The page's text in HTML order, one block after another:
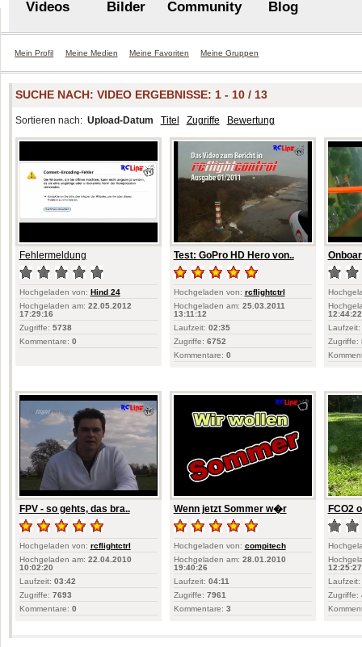
Videos Bilder Community Blog
Mein Profil Meine Medien Meine Favoriten Meine Gruppen
SUCHE NACH:VIDEO ERGEBNISSE: 1 - 10 / 13
Sortieren nach: Upload-Datum Titel Zugriffe Bewertung
Fehlermeldung
Hochgeladen von: Hind 24
Hochgeladen am: 22.05.2012
17:29:16
Zugriffe: 5738
Kommentare: 0
Test: GoPro HD Hero von..
Hochgeladen von: rcflightctrl
Hochgeladen am: 25.03.2011
13:11:12
Laufzeit: 02:35
Zugriffe: 6752
Kommentare: 0
12:44:22
Laufzeit:
Zugriffe:
FPV - so gehts, das bra..
Hochgeladen von: rcflightctrl
Hochgeladen am: 22.04.2010
10:02:20
Laufzeit: 03:42
Zugriffe: 7693
Kommentare: 0
Wenn jetzt Sommer w�r
Hochgeladen von: compitech
Hochgeladen am: 28.01.2010
19:40:26
Laufzeit: 04:11
Zugriffe: 7961
Kommentare: 3
FCO2
12:25:27
Laufzeit:
Zugriffe: